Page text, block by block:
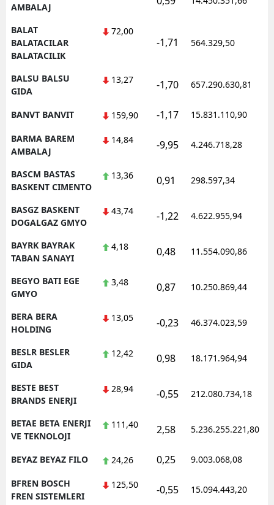
AMBALAJ
BALAT
BALATACILAR
BALATACILIK
72,00
-1,71 564.329,50
BALSU BALSU
GIDA
13,27 -1,70 657.290.630,81
BANVT BANVIT 159,90 -1,17 15.831.110,90
BARMA BAREM
AMBALAJ
14,84 -9,95 4.246.718,28
BASCM BASTAS
BASKENT CIMENTO
13,36 0,91 298.597,34
BASGZ BASKENT
DOGALGAZ GMYO
43,74 -1,22 4.622.955,94
BAYRK BAYRAK
TABAN SANAYI
4,18 0,48 11.554.090,86
BEGYO BATI EGE
GMYO
3,48 0,87 10.250.869,44
BERA BERA
HOLDING
13,05 -0,23 46.374.023,59
BESLR BESLER
GIDA
12,42 0,98 18.171.964,94
BESTE BEST
BRANDS ENERJI
28,94 -0,55 212.080.734,18
BETAE BETA ENERJI
VE TEKNOLOJI
111,40 2,58 5.236.255.221,80
BEYAZ BEYAZ FILO 24,26 0,25 9.003.068,08
BFREN BOSCH
FREN SISTEMLERI
125,50 -0,55 15.094.443,20